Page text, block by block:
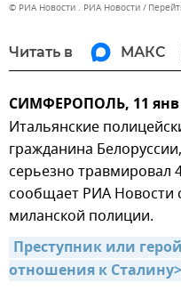
© РИА Новости . РИА Новости
Читать в МАКС
СИМФЕРОПОЛЬ, 11
Итальянские
гражданина
серьезно травмировал
сообщает РИА Новости
миланской полиции.
Преступник или
отношения к